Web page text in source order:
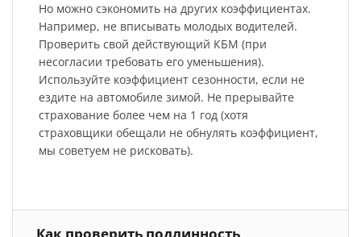
Но можно сэкономить на других коэффициентах.
Например, не вписывать молодых водителей.
Проверить свой действующий КБМ (при
несогласии требовать его уменьшения).
Используйте коэффициент сезонности, если не
ездите на автомобиле зимой. Не прерывайте
страхование более чем на 1 год (хотя
страховщики обещали не обнулять коэффициент,
мы советуем не рисковать).